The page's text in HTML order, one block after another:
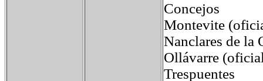
Concejos
Montevite
Nanclares de la
Ollávarre
Trespuentes